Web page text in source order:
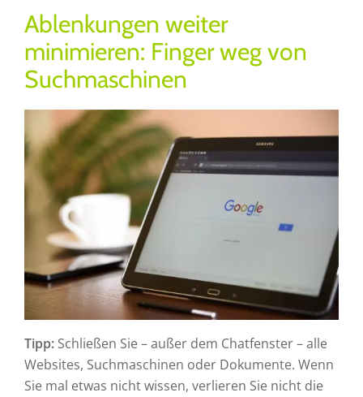
Ablenkungen weiter
minimieren: Finger weg von
Suchmaschinen
Tipp: Schließen Sie – außer dem Chatfenster – alle
Websites, Suchmaschinen oder Dokumente. Wenn
Sie mal etwas nicht wissen, verlieren Sie nicht die